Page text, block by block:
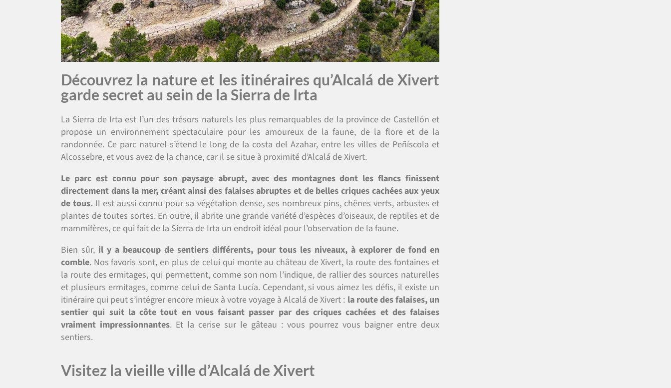
Découvrez la nature et les itinéraires qu’Alcalá de Xivert
garde secret au sein de la Sierra de Irta
La Sierra de Irta est l’un des trésors naturels les plus remarquables de la province de Castellón et
propose un environnement spectaculaire pour les amoureux de la faune, de la flore et de la
randonnée. Ce parc naturel s’étend le long de la costa del Azahar, entre les villes de Peñíscola et
Alcossebre, et vous avez de la chance, car il se situe à proximité d’Alcalá de Xivert.
Le parc est connu pour son paysage abrupt, avec des montagnes dont les flancs finissent
directement dans la mer, créant ainsi des falaises abruptes et de belles criques cachées aux yeux
de tous. Il est aussi connu pour sa végétation dense, ses nombreux pins, chênes verts, arbustes et
plantes de toutes sortes. En outre, il abrite une grande variété d’espèces d’oiseaux, de reptiles et de
mammifères, ce qui fait de la Sierra de Irta un endroit idéal pour l’observation de la faune.
Bien sûr, il y a beaucoup de sentiers différents, pour tous les niveaux, à explorer de fond en
comble. Nos favoris sont, en plus de celui qui monte au château de Xivert, la route des fontaines et
la route des ermitages, qui permettent, comme son nom l’indique, de rallier des sources naturelles
et plusieurs ermitages, comme celui de Santa Lucía. Cependant, si vous aimez les défis, il existe un
itinéraire qui peut s’intégrer encore mieux à votre voyage à Alcalá de Xivert : la route des falaises, un
sentier qui suit la côte tout en vous faisant passer par des criques cachées et des falaises
vraiment impressionnantes. Et la cerise sur le gâteau : vous pourrez vous baigner entre deux
sentiers.
Visitez la vieille ville d’Alcalá de Xivert